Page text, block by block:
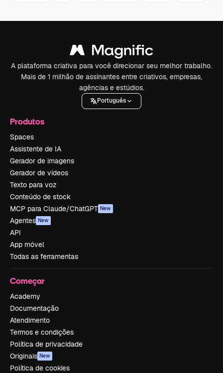
A plataforma criativa para você direcionar seu melhor trabalho.
Mais de 1 milhão de assinantes entre criativos, empresas,
agências e estúdios.
Português
Produtos
Spaces
Assistente de IA
Gerador de imagens
Gerador de vídeos
Texto para voz
Conteúdo de stock
MCP para Claude/ChatGPT New
Agentes New
API
App móvel
Todas as ferramentas
Começar
Academy
Documentação
Atendimento
Termos e condições
Política de privacidade
Originais New
Política de cookies